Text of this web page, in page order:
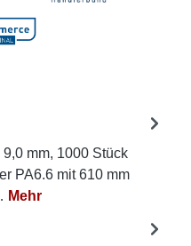
mm, 1000 Stück
PA6.6 mit 610 mm
Mehr